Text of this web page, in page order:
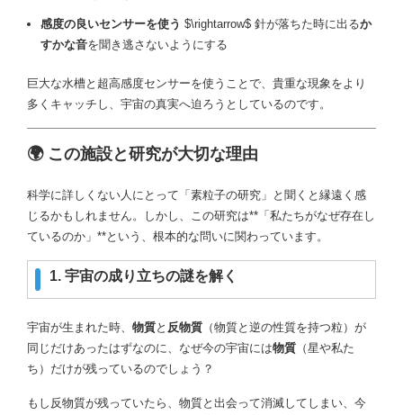
感度の良いセンサーを使う $\rightarrow$ 針が落ちた時に出るか
すかな音を聞き逃さないようにする
巨大な水槽と超高感度センサーを使うことで、貴重な現象をより
多くキャッチし、宇宙の真実へ迫ろうとしているのです。
🌍 この施設と研究が大切な理由
科学に詳しくない人にとって「素粒子の研究」と聞くと縁遠く感
じるかもしれません。しかし、この研究は**「私たちがなぜ存在し
ているのか」**という、根本的な問いに関わっています。
1. 宇宙の成り立ちの謎を解く
宇宙が生まれた時、 物質と 反物質 （物質と逆の性質を持つ粒）が
同じだけあったはずなのに、なぜ今の宇宙には物質 （星や私た
ち）だけが残っているのでしょう？
もし反物質が残っていたら、物質と出会って消滅してしまい、今